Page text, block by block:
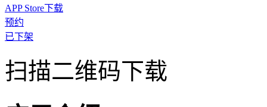
APP Store下载
预约
已下架
扫描二维码下载